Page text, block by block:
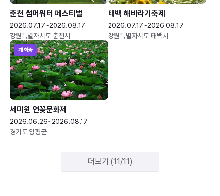
춘천 썸머워터 페스티벌
2026.07.17~2026.08.17
강원특별자치도 춘천시
태백 해바라기축제
2026.07.17~2026.08.17
강원특별자치도 태백시
개최중
세미원 연꽃문화제
2026.06.26~2026.08.17
경기도 양평군
더보기 (11/11)